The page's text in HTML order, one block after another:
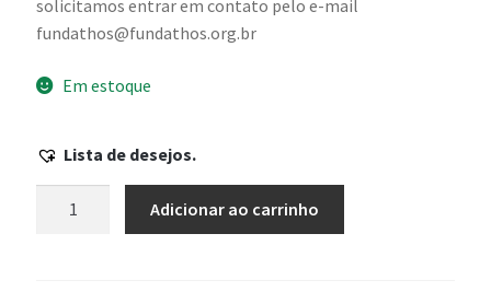
solicitamos entrar em contato pelo e-mail
fundathos@fundathos.org.br
Em estoque
Lista de desejos.
Adicionar ao carrinho